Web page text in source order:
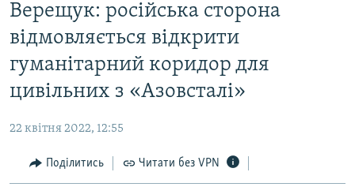
основного
матеріалу
до
основної
Перейти
пошуку
ВСЕ ЗА ДОБУ
ПОЛІТИКА
КУЛЬТУРА
ВІЙНА
ДОНБАС.РЕАЛІЇ
КРИМ.РЕАЛІЇ
Верещук: російська сторона
відмовляється відкрити
гуманітарний коридор для
цивільних з «Азовсталі»
22 квітня 2022, 12:55
Поділитись Читати без VPN